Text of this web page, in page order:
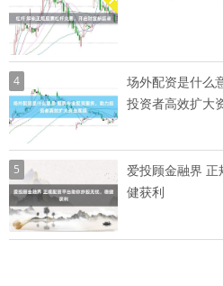
4
场外配资是什么
投资者高效扩大
5
爱投顾金融界
健获利